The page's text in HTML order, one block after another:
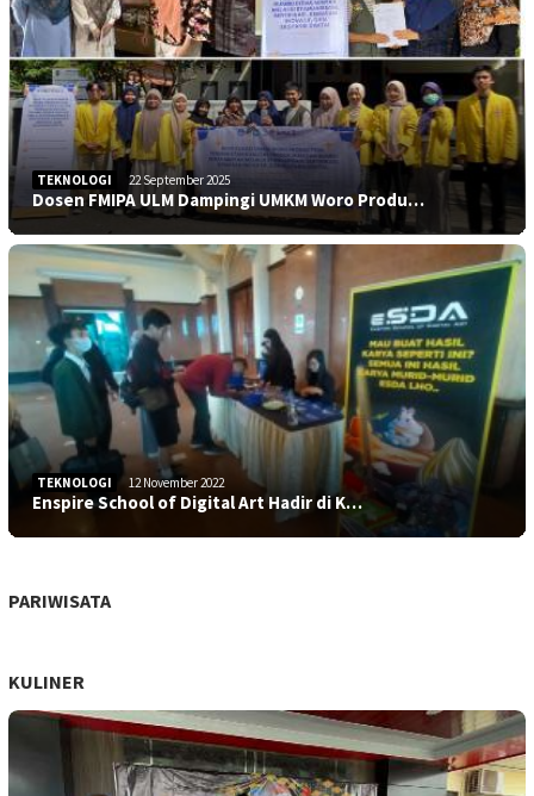
TEKNOLOGI 22 September 2025
Dosen FMIPA ULM Dampingi UMKM Woro Produ…
TEKNOLOGI 12 November 2022
Enspire School of Digital Art Hadir di K…
PARIWISATA
KULINER